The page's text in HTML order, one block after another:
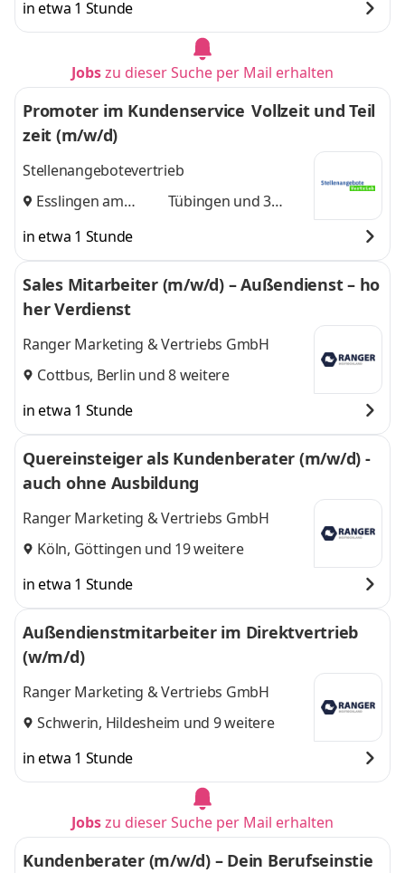
in etwa 1 Stunde
Jobszu dieser Suche per Mail erhalten
Promoter im Kundenservice Vollzeit und Teil
zeit (m/w/d)
Stellenangebotevertrieb
Esslingen am
Tübingen und 3
in etwa 1 Stunde
Sales Mitarbeiter (m/w/d) – Außendienst – ho
her Verdienst
Ranger Marketing & Vertriebs GmbH
Cottbus, Berlin und 8 weitere
in etwa 1 Stunde
Quereinsteiger als Kundenberater (m/w/d) -
auch ohne Ausbildung
Ranger Marketing & Vertriebs GmbH
Köln, Göttingen und 19 weitere
in etwa 1 Stunde
Außendienstmitarbeiter im Direktvertrieb
(w/m/d)
Ranger Marketing & Vertriebs GmbH
Schwerin, Hildesheim und 9 weitere
in etwa 1 Stunde
Jobszu dieser Suche per Mail erhalten
Kundenberater (m/w/d) – Dein Berufseinstie